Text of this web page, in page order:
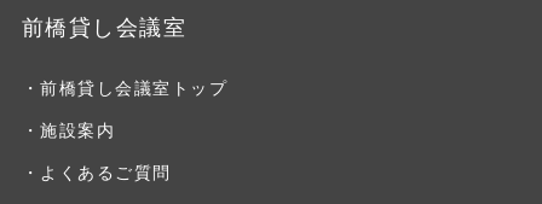
前橋貸し会議室
・前橋貸し会議室トップ
・施設案内
・よくあるご質問